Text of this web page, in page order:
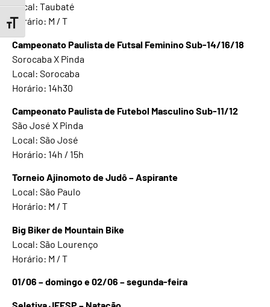
Toggle Font size
Local: Taubaté
Horário: M / T
Campeonato Paulista de Futsal Feminino Sub-14/16/18
Sorocaba X Pinda
Local: Sorocaba
Horário: 14h30
Campeonato Paulista de Futebol Masculino Sub-11/12
São José X Pinda
Local: São José
Horário: 14h / 15h
Torneio Ajinomoto de Judô – Aspirante
Local: São Paulo
Horário: M / T
Big Biker de Mountain Bike
Local: São Lourenço
Horário: M / T
01/06 – domingo e 02/06 – segunda-feira
Seletiva JEESP – Natação